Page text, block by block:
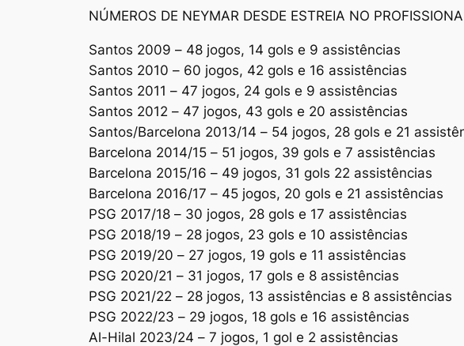
NÚMEROS DE NEYMAR DESDE ESTREIA NO
Santos 2009 – 48 jogos, 14 gols e 9 assistências
Santos 2010 – 60 jogos, 42 gols e 16 assistências
Santos 2011 – 47 jogos, 24 gols e 9 assistências
Santos 2012 – 47 jogos, 43 gols e 20 assistências
Santos/Barcelona 2013/14 – 54 jogos, 28 gols e 21
Barcelona 2014/15 – 51 jogos, 39 gols e 7 assistências
Barcelona 2015/16 – 49 jogos, 31 gols 22 assistências
Barcelona 2016/17 – 45 jogos, 20 gols e 21 assistências
PSG 2017/18 – 30 jogos, 28 gols e 17 assistências
PSG 2018/19 – 28 jogos, 23 gols e 10 assistências
PSG 2019/20 – 27 jogos, 19 gols e 11 assistências
PSG 2020/21 – 31 jogos, 17 gols e 8 assistências
PSG 2021/22 – 28 jogos, 13 assistências e 8 assistências
PSG 2022/23 – 29 jogos, 18 gols e 16 assistências
Al-Hilal 2023/24 – 7 jogos, 1 gol e 2 assistências